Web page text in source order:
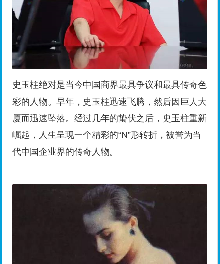
史玉柱绝对是当今中国商界最具争议和最具传奇色
彩的人物。早年，史玉柱迅速飞腾，然后因巨人大
厦而迅速坠落。经过几年的蛰伏之后，史玉柱重新
崛起，人生呈现一个精彩的“N”形转折，被誉为当
代中国企业界的传奇人物。